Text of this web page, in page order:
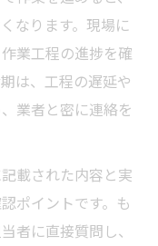
なります。現場に
業工程の進捗を確
は、工程の遅延や
業者と密に連絡を
載された内容と実
ポイントです。も
者に直接質問し、